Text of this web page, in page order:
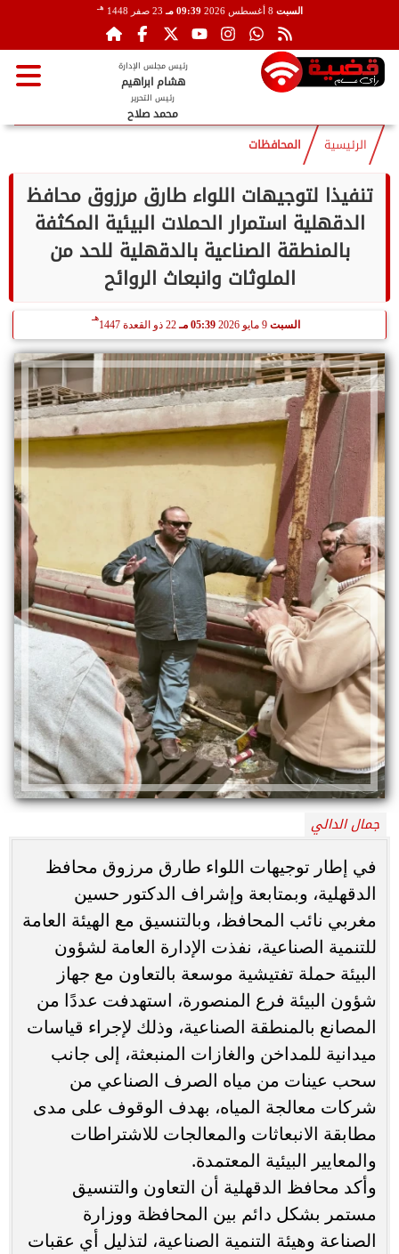
السبت 09:39 مـ 23 صفر 1448 هـ
رئيس مجلس الإدارة
هشام ابراهيم
رئيس التحرير
محمد صلاح
الرئيسية المحافظات
تنفيذا لتوجيهات اللواء طارق مرزوق محافظ
الدقهلية استمرار الحملات البيئية المكثفة
بالمنطقة الصناعية بالدقهلية للحد من
الملوثات وانبعاث الروائح
السبت 05:39 مـ 22 ذو القعدة 1447
هـ
جمال الدالي
في إطار توجيهات اللواء طارق مرزوق محافظ
الدقهلية، وبمتابعة وإشراف الدكتور حسين
مغربي نائب المحافظ، وبالتنسيق مع الهيئة العامة
للتنمية الصناعية، نفذت الإدارة العامة لشؤون
البيئة حملة تفتيشية موسعة بالتعاون مع جهاز
شؤون البيئة فرع المنصورة، استهدفت عددًا من
المصانع بالمنطقة الصناعية، وذلك لإجراء قياسات
ميدانية للمداخن والغازات المنبعثة، إلى جانب
سحب عينات من مياه الصرف الصناعي من
شركات معالجة المياه، بهدف الوقوف على مدى
مطابقة الانبعاثات والمعالجات للاشتراطات
والمعايير البيئية المعتمدة.
وأكد محافظ الدقهلية أن التعاون والتنسيق
مستمر بشكل دائم بين المحافظة ووزارة
الصناعة وهيئة التنمية الصناعية، لتذليل أي عقبات